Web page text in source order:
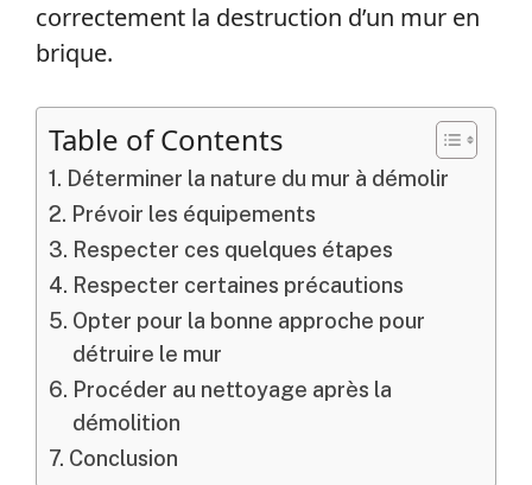
correctement la destruction d’un mur en
brique.
Table of Contents
Déterminer la nature du mur à démolir
Prévoir les équipements
Respecter ces quelques étapes
Respecter certaines précautions
Opter pour la bonne approche pour
détruire le mur
Procéder au nettoyage après la
démolition
Conclusion